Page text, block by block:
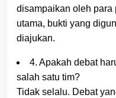
disampaikan oleh para
utama, bukti yang
diajukan.
4. Apakah debat
salah satu tim?
Tidak selalu. Debat